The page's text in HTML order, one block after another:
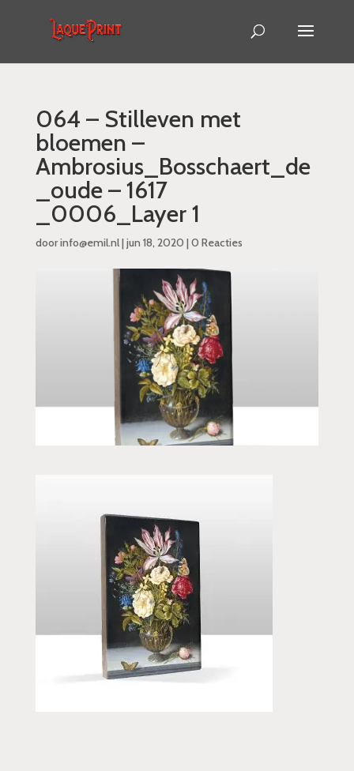
064 – Stilleven met
bloemen –
Ambrosius_Bosschaert_de
_oude – 1617
_0006_Layer 1
doorinfo@emil.nl| jun 18, 2020 | 0 Reacties